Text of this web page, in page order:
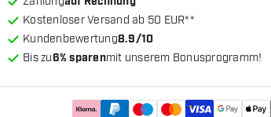
Kostenloser Versand ab 50 EUR**
Kundenbewertung8.9/10
Bis zu6% sparenmit unserem Bonusprogramm!